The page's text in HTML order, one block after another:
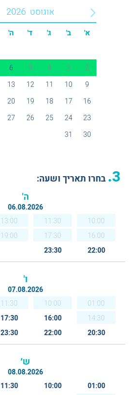
אוגוסט 2026
א' ב' ג' ד' ה'
2
3
4
5
6
9
10
11
12
13
16
17
18
19
20
23
24
25
26
27
30
31
3. בחרו תאריך ושעה:
ה'
06.08.2026
10:00
11:30
13:00
16:00
17:30
19:00
22:00
23:30
ו'
07.08.2026
01:00
10:00
11:30
14:30
16:00
17:30
20:30
22:00
23:30
ש׳
08.08.2026
01:00
10:00
11:30